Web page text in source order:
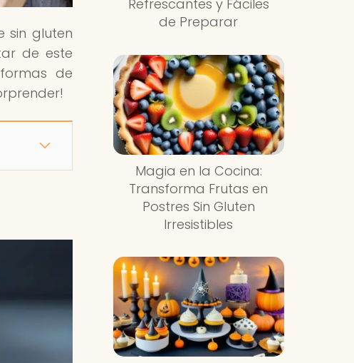
sin gluten
de este
de
Refrescantes y Fáciles
de Preparar
Magia en la Cocina:
Transforma Frutas en
Postres Sin Gluten
Irresistibles